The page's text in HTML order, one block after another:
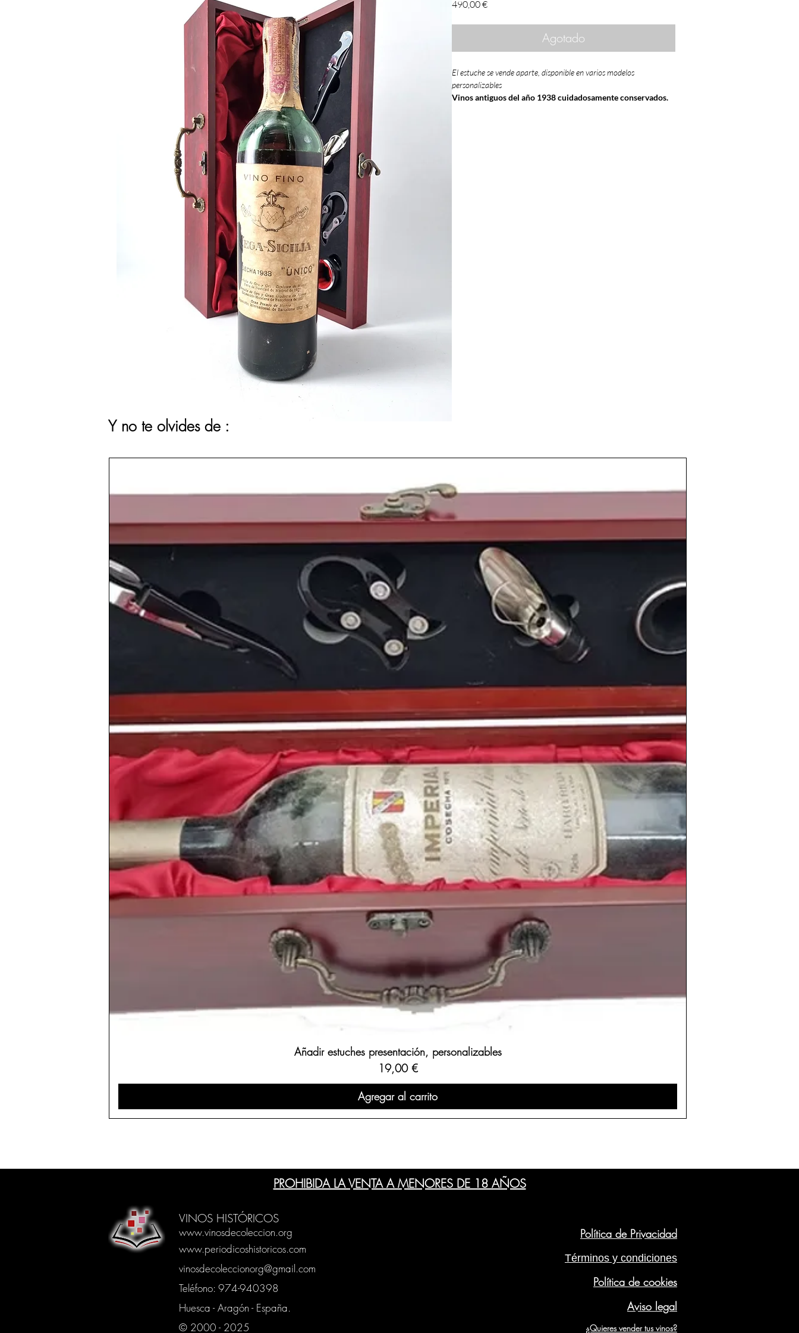
490,00 €Precio
Agotado
El estuche se vende aparte, disponible en varios modelos
personalizables
Vinos antiguos del año 1938 cuidadosamente conservados.
Y no te olvides de :
Añadir estuches presentación, personalizables
Precio
19,00 €
Agregar al carrito
PROHIBIDA LA VENTA A MENORES DE 18 AÑOS
VINOS HISTÓRICOS
www.vinosdecoleccion.org
www.periodicoshistoricos.com
vinosdecoleccionorg@gmail.com
Teléfono: 974-940398
Huesca - Aragón - España.
© 2000 - 2025
Política de Privacidad
Términos y condiciones
Política de cookies
Aviso legal
¿Quieres vender tus vinos?